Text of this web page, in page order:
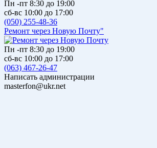
Пн -пт 8:30 до 19:00
сб-вс 10:00 до 17:00
(050) 255-48-36
Ремонт через Новую Почту"
Пн -пт 8:30 до 19:00
сб-вс 10:00 до 17:00
(063) 467-26-47
Написать администрации
masterfon@ukr.net